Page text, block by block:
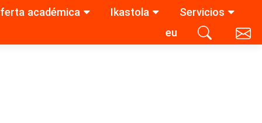
académica Ikastola
Servicios
eu
Buscar
Contacta con nosotros